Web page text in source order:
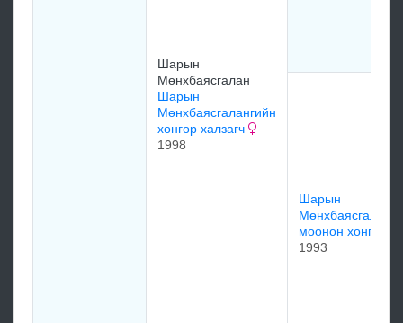
Шарын
Мөнхбаясгалан
Шарын
Мөнхбаясгалангийн
хонгор халзагч
1998
Шарын
моонон хонгор
1993